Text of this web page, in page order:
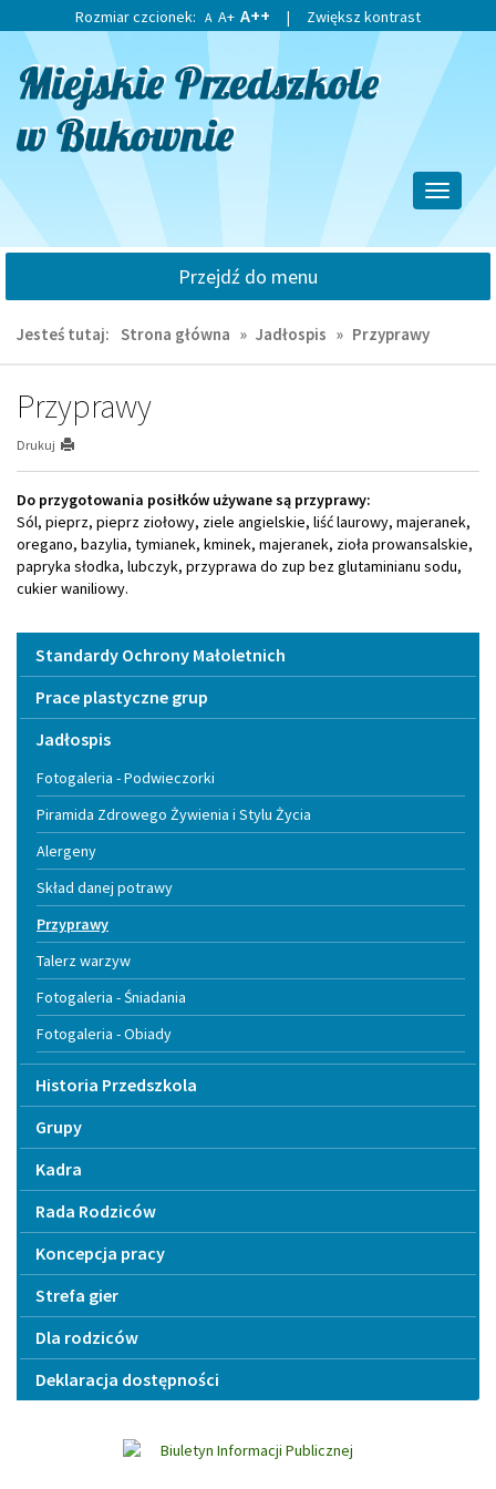
do
głównej
treści
do
wyszukiwarki
Rozmiar czcionek: A A+ A++ | Zwiększ kontrast
Przełącz
Przejdź do menu
Jesteś tutaj: Strona główna » Jadłospis » Przyprawy
Przyprawy
Drukuj
Do przygotowania posiłków używane są przyprawy:
Sól, pieprz, pieprz ziołowy, ziele angielskie, liść laurowy, majeranek,
oregano, bazylia, tymianek, kminek, majeranek, zioła prowansalskie,
papryka słodka, lubczyk, przyprawa do zup bez glutaminianu sodu,
cukier waniliowy.
Menu
Standardy Ochrony Małoletnich
Prace plastyczne grup
Jadłospis
Fotogaleria - Podwieczorki
Piramida Zdrowego Żywienia i Stylu Życia
Alergeny
Skład danej potrawy
Przyprawy
Talerz warzyw
Fotogaleria - Śniadania
Fotogaleria - Obiady
Historia Przedszkola
Grupy
Kadra
Rada Rodziców
Koncepcja pracy
Strefa gier
Dla rodziców
Deklaracja dostępności